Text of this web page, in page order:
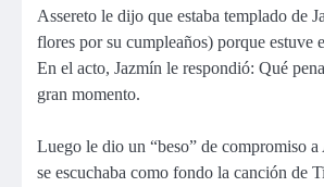
Assereto le dijo que estaba templado de
flores por su cumpleaños) porque estuve
En el acto, Jazmín le respondió: Qué
gran momento.
Luego le dio un “beso” de compromiso a
se escuchaba como fondo la canción de